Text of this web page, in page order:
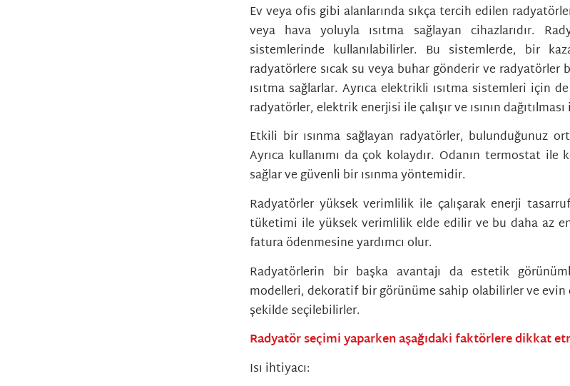
Ev veya ofis gibi alanlarında sıkça tercih edilen
veya hava yoluyla ısıtma sağlayan cihazlarıdır.
sistemlerinde kullanılabilirler. Bu sistemlerde, bir
radyatörlere sıcak su veya buhar gönderir ve radyatörler
ısıtma sağlarlar. Ayrıca elektrikli ısıtma sistemleri için
radyatörler, elektrik enerjisi ile çalışır ve ısının
Etkili bir ısınma sağlayan radyatörler, bulunduğunuz
Ayrıca kullanımı da çok kolaydır. Odanın termostat
sağlar ve güvenli bir ısınma yöntemidir.
Radyatörler yüksek verimlilik ile çalışarak enerji
tüketimi ile yüksek verimlilik elde edilir ve bu daha az
fatura ödenmesine yardımcı olur.
Radyatörlerin bir başka avantajı da estetik
modelleri, dekoratif bir görünüme sahip olabilirler ve
şekilde seçilebilirler.
Radyatör seçimi yaparken aşağıdaki faktörlere dikkat
Isı ihtiyacı: